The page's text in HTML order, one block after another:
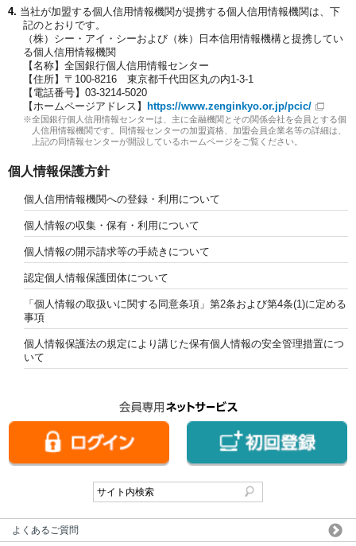
当社が加盟する個人信用情報機関が提携する個人信用情報機関は、下
記のとおりです。
（株）シー・アイ・シーおよび（株）日本信用情報機構と提携してい
る個人信用情報機関
【名称】全国銀行個人信用情報センター
【住所】〒100-8216 東京都千代田区丸の内1-3-1
【電話番号】03-3214-5020
【ホームページアドレス】
https://www.zenginkyo.or.jp/pcic/
全国銀行個人信用情報センターは、主に金融機関とその関係会社を会員とする個
人信用情報機関です。同情報センターの加盟資格、加盟会員企業名等の詳細は、
上記の同情報センターが開設しているホームページをご覧ください。
個人情報保護方針
個人信用情報機関への登録・利用について
個人情報の収集・保有・利用について
個人情報の開示請求等の手続きについて
認定個人情報保護団体について
「個人情報の取扱いに関する同意条項」第2条および第4条(1)に定める
事項
個人情報保護法の規定により講じた保有個人情報の安全管理措置につ
いて
よくあるご質問